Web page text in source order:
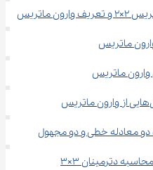
ماتریس
وارون ماتریس
معادله خطی و دو مجهول
دترمینان 3×3